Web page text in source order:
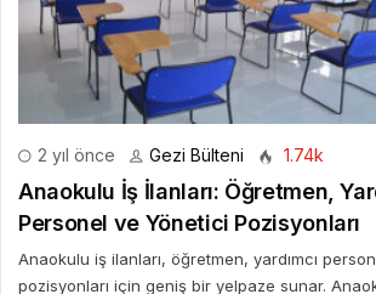
2 yıl önce Gezi Bülteni 1.74k
Anaokulu İş İlanları: Öğretmen,
Personel ve Yönetici Pozisyonları
Anaokulu iş ilanları, öğretmen, yardımcı
pozisyonları için geniş bir yelpaze sunar.